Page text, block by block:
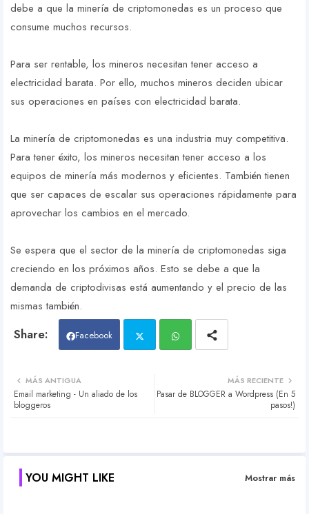
debe a que la minería de criptomonedas es un proceso que
consume muchos recursos.
Para ser rentable, los mineros necesitan tener acceso a
electricidad barata. Por ello, muchos mineros deciden ubicar
sus operaciones en países con electricidad barata.
La minería de criptomonedas es una industria muy competitiva.
Para tener éxito, los mineros necesitan tener acceso a los
equipos de minería más modernos y eficientes. También tienen
que ser capaces de escalar sus operaciones rápidamente para
aprovechar los cambios en el mercado.
Se espera que el sector de la minería de criptomonedas siga
creciendo en los próximos años. Esto se debe a que la
demanda de criptodivisas está aumentando y el precio de las
mismas también.
Facebook
ter atsa
MÁS RECIENTE
Pasar de BLOGGER a Wordpress (En 5
pasos!)
MÁS ANTIGUA
Email marketing - Un aliado de los
bloggeros
YOU MIGHT LIKE Mostrar más